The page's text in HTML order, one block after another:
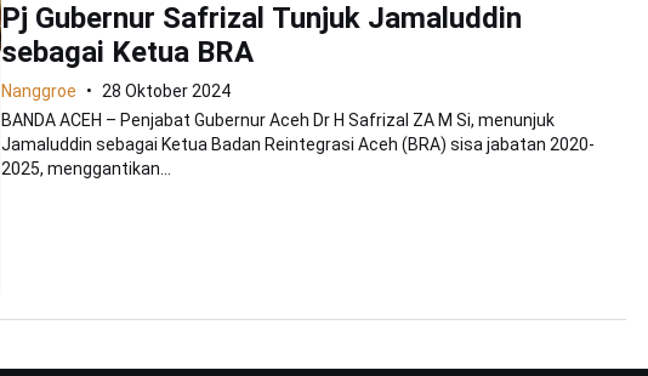
Pj Gubernur Safrizal Tunjuk Jamaluddin
sebagai Ketua BRA
Nanggroe
28 Oktober 2024
BANDA ACEH – Penjabat Gubernur Aceh Dr H Safrizal ZA M Si, menunjuk
Jamaluddin sebagai Ketua Badan Reintegrasi Aceh (BRA) sisa jabatan 2020-
2025, menggantikan...